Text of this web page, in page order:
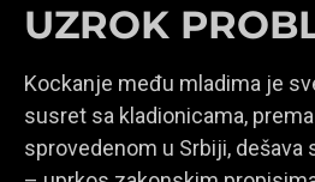
UZROK
Kockanje među mladima je
susret sa kladionicama,
sprovedenom u Srbiji, dešava